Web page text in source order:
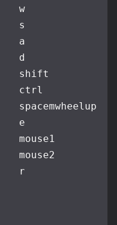
w
s
a
d
shift
ctrl
spacemwheelup
e
mouse1
mouse2
r